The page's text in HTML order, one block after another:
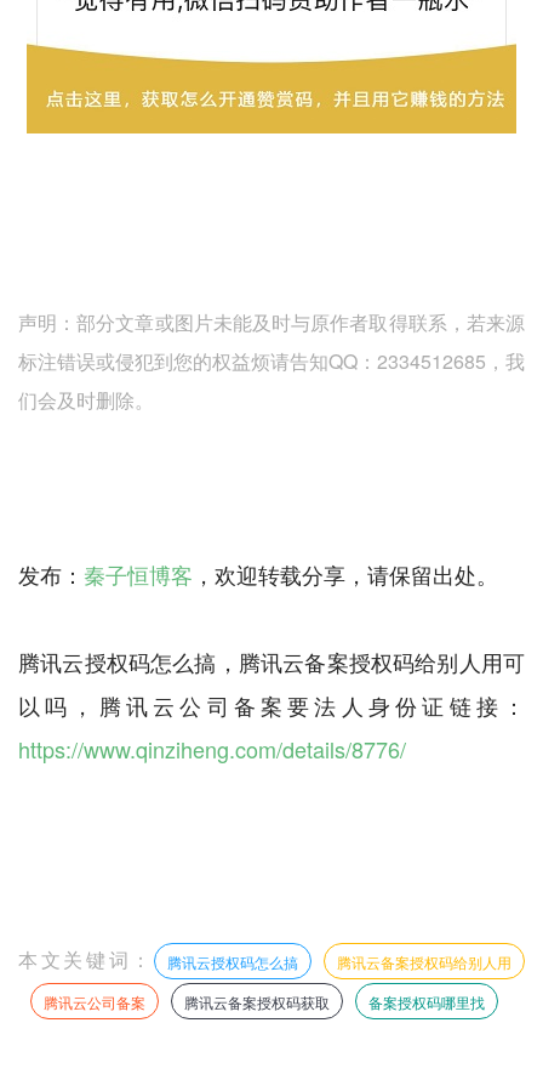
声明：部分文章或图片未能及时与原作者取得联系，若来源
标注错误或侵犯到您的权益烦请告知QQ：2334512685，我
们会及时删除。
发布： 秦子恒博客 ，欢迎转载分享，请保留出处。
腾讯云授权码怎么搞，腾讯云备案授权码给别人用可
以吗，腾讯云公司备案要法人身份证链接：
https://www.qinziheng.com/details/8776/
本文关键词： 腾讯云授权码怎么搞
腾讯云备案授权码给别人用
腾讯云公司备案
腾讯云备案授权码获取 备案授权码哪里找